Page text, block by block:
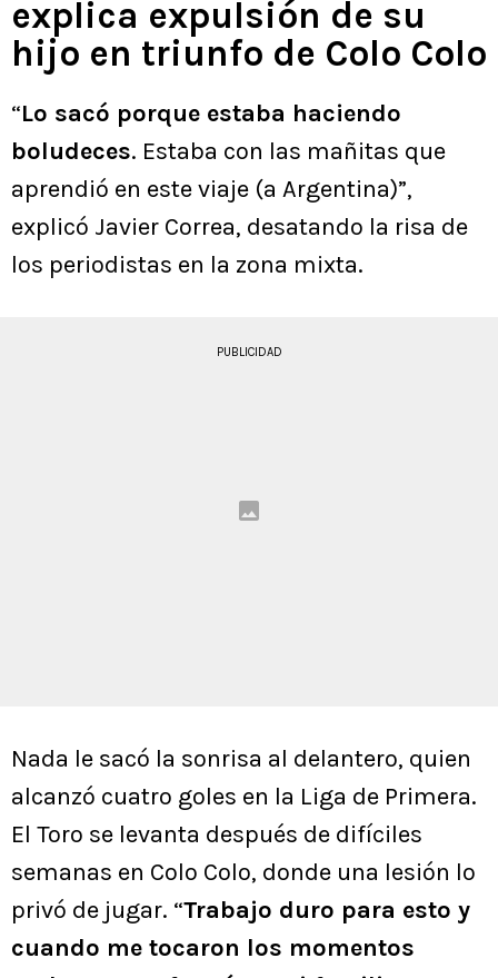
explica expulsión de su
hijo en triunfo de Colo Colo
“Lo sacó porque estaba haciendo
boludeces. Estaba con las mañitas que
aprendió en este viaje (a Argentina)”,
explicó Javier Correa, desatando la risa de
los periodistas en la zona mixta.
PUBLICIDAD
Nada le sacó la sonrisa al delantero, quien
alcanzó cuatro goles en la Liga de Primera.
El Toro se levanta después de difíciles
semanas en Colo Colo, donde una lesión lo
privó de jugar. “Trabajo duro para esto y
cuando me tocaron los momentos